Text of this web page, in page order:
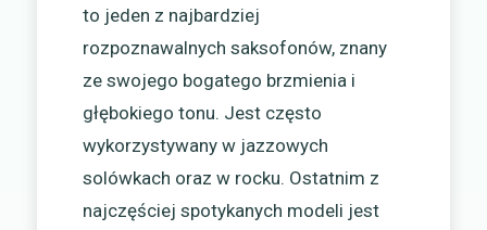
to jeden z najbardziej
rozpoznawalnych saksofonów, znany
ze swojego bogatego brzmienia i
głębokiego tonu. Jest często
wykorzystywany w jazzowych
solówkach oraz w rocku. Ostatnim z
najczęściej spotykanych modeli jest